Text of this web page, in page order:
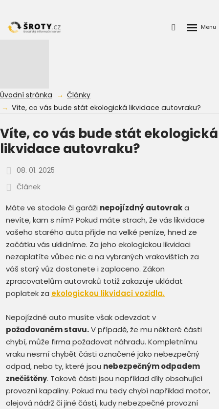
Přihlášení
Úvodní stránka
Články
Víte, co vás bude stát ekologická likvidace autovraku?
Víte, co vás bude stát ekologická
likvidace autovraku?
08. 01. 2025
Článek
Máte ve stodole či garáži nepojízdný autovraka
nevíte, kam s ním? Pokud máte strach, že vás likvidace
vašeho starého auta přijde na velké peníze, hned ze
začátku vás uklidníme. Za jeho ekologickou likvidaci
nezaplatíte vůbec nic a na vybraných vrakovištích za
váš starý vůz dostanete i zaplaceno. Zákon
zpracovatelům autovraků totiž zakazuje ukládat
poplatek za ekologickou likvidaci vozidla.
Nepojízdné auto musíte však odevzdat v
požadovaném stavu.V případě, že mu některé části
chybí, může firma požadovat náhradu. Kompletnímu
vraku nesmí chybět části označené jako nebezpečný
odpad, nebo ty, které jsou nebezpečným odpadem
znečištěny. Takové části jsou například díly obsahující
provozní kapaliny. Pokud mu tedy chybí například motor,
olejová nádrž či jiné části, kudy nebezpečné provozní